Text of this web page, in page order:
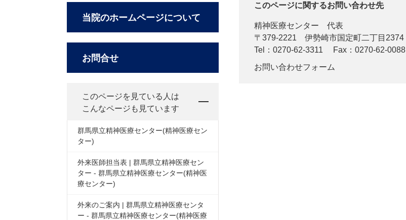
このページに関するお問い合わせ先
精神医療センター
代表
〒379-2221
伊勢崎市国定町二丁目2374
Tel：0270-62-3311
Fax：0270-62-0088
お問い合わせフォーム
当院のホームページについて
お問合せ
このページを見ている人は
こんなページも見ています
群馬県立精神医療センター(精神医療セン
ター)
外来医師担当表 | 群馬県立精神医療セン
ター - 群馬県立精神医療センター(精神医
療センター)
外来のご案内 | 群馬県立精神医療センタ
ー - 群馬県立精神医療センター(精神医療